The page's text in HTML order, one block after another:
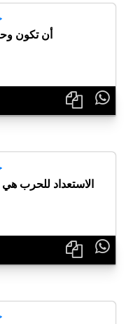
أن تكون

الاستعداد للحرب
